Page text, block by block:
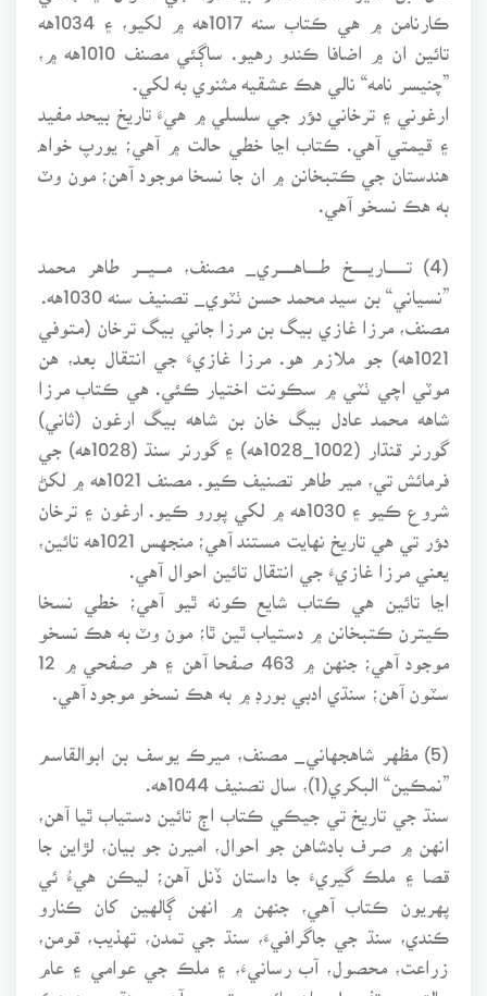
”چنيسر نامه“ نالي هڪ عشقيه مثنوي به لکي.
ارغوني ۽ ترخاني دﺆر جي سلسلي ۾ هيءَ تاريخ بيحد مفيد
۽ قيمتي آهي. ڪتاب اڃا خطي حالت ۾ آهي؛ يورپ خواه
هندستان جي ڪتبخانن ۾ ان جا نسخا موجود آهن؛ مون وٽ
به هڪ نسخو آهي.
(4) تـــــــــاريـــــــخ طــــــاهـــــــري_ مصنف، مــــيــــر طاهر محمد
”نسياني“ بن سيد محمد حسن ٺٽوي_ تصنيف سنه 1030هه.
مصنف، مرزا غازي بيگ بن مرزا جاني بيگ ترخان (متوفي
1021هه) جو ملازم هو. مرزا غازيءَ جي انتقال بعد، هن
موٽي اچي ٺٽي ۾ سڪونت اختيار ڪئي. هي ڪتاب مرزا
شاهه محمد عادل بيگ خان بن شاهه بيگ ارغون (ثاني)
گورنر قنڌار (1002_1028هه) ۽ گورنر سنڌ (1028هه) جي
فرمائش تي، مير طاهر تصنيف ڪيو. مصنف 1021هه ۾ لکڻ
شروع ڪيو ۽ 1030هه ۾ لکي پورو ڪيو. ارغون ۽ ترخان
دﺆر تي هي تاريخ نهايت مستند آهي؛ منجهس 1021هه تائين،
يعني مرزا غازيءَ جي انتقال تائين احوال آهي.
اڃا تائين هي ڪتاب شايع ڪونه ٿيو آهي؛ خطي نسخا
ڪيترن ڪتبخانن ۾ دستياب ٿين ٿا؛ مون وٽ به هڪ نسخو
موجود آهي؛ جنهن ۾ 463 صفحا آهن ۽ هر صفحي ۾ 12
سٽون آهن؛ سنڌي ادبي بورڊ ۾ به هڪ نسخو موجود آهي.
(5) مظهر شاهجهاني_ مصنف، ميرڪ يوسف بن ابوالقاسم
”نمڪين“ البکري(1)، سال تصنيف 1044هه.
سنڌ جي تاريخ تي جيڪي ڪتاب اڄ تائين دستياب ٿيا آهن،
انهن ۾ صرف بادشاهن جو احوال، اميرن جو بيان، لڙاين جا
قصا ۽ ملڪ گيريءَ جا داستان ڏنل آهن؛ ليڪن هيءُ ئي
پهريون ڪتاب آهي، جنهن ۾ انهن ڳالهين کان ڪنارو
ڪندي، سنڌ جي جاگرافيءَ، سنڌ جي تمدن، تهذيب، قومن،
زراعت، محصول، آب رسانيءَ، ۽ ملڪ جي عوامي ۽ عام
حالتن جو تفصيل سان جائزو ورتو ويو آهي. سنڌ جي هرهڪ